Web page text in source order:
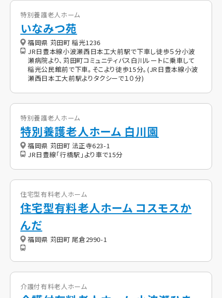
特別養護老人ホーム
いなみつ苑
福岡県 苅田町 稲光1236
JR日豊本線小波瀬西日本工大前駅で下車し徒歩５分小波
瀬病院より、苅田町コミュニティバス白川ルートに乗車して
稲光公民館前で下車。そこより徒歩15分。(JR日豊本線小波
瀬西日本工大前駅よりタクシーで１０分)
特別養護老人ホーム
特別養護老人ホーム 白川園
福岡県 苅田町 法正寺623-1
JR日豊線「行橋駅」より車で15分
住宅型有料老人ホーム
住宅型有料老人ホーム コスモスか
んだ
福岡県 苅田町 尾倉2990-1
介護付有料老人ホーム